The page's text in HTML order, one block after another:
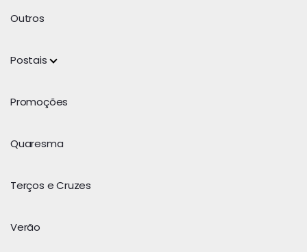
Outros
Postais
Promoções
Quaresma
Terços e Cruzes
Verão